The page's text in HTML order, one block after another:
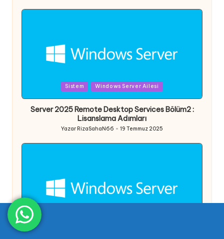
Sistem Windows Server Ailesi
Server 2025 Remote Desktop Services Bölüm2 :
Lisanslama Adımları
Posted
Yazar RizaSahaN66 19 Temmuz 2025
Posted
in